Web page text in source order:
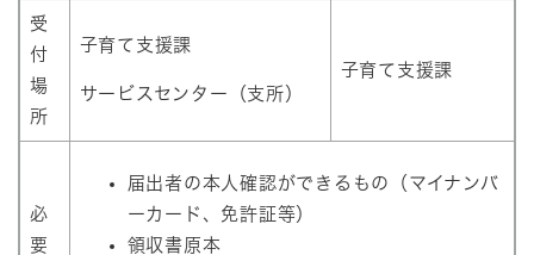
受
付
場
所
子育て支援課
サービスセンター（支所）
子育て支援課
必
要
届出者の本人確認ができるもの（マイナンバ
ーカード、免許証等）
領収書原本